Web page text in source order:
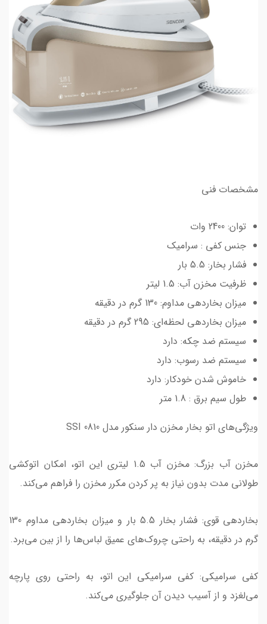
مشخصات فنی
توان: 2400 وات
جنس کفی : سرامیک
فشار بخار: 5.5 بار
ظرفیت مخزن آب: 1.5 لیتر
میزان بخاردهی مداوم: 130 گرم در دقیقه
میزان بخاردهی لحظه‌ای: 295 گرم در دقیقه
سیستم ضد چکه: دارد
سیستم ضد رسوب: دارد
خاموش شدن خودکار: دارد
طول سیم برق : 1.8 متر
ویژگی‌های اتو بخار مخزن دار سنکور مدل SSI 0810
مخزن آب بزرگ: مخزن آب 1.5 لیتری این اتو، امکان اتوکشی
طولانی مدت بدون نیاز به پر کردن مکرر مخزن را فراهم می‌کند.
بخاردهی قوی: فشار بخار 5.5 بار و میزان بخاردهی مداوم 130
گرم در دقیقه، به راحتی چروک‌های عمیق لباس‌ها را از بین می‌برد.
کفی سرامیکی: کفی سرامیکی این اتو، به راحتی روی پارچه
می‌لغزد و از آسیب دیدن آن جلوگیری می‌کند.